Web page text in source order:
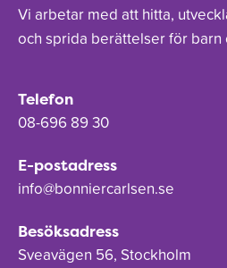
Vi arbetar med att hitta,
och sprida berättelser för barn
Telefon
08-696 89 30
E-postadress
info@bonniercarlsen.se
Besöksadress
Sveavägen 56, Stockholm